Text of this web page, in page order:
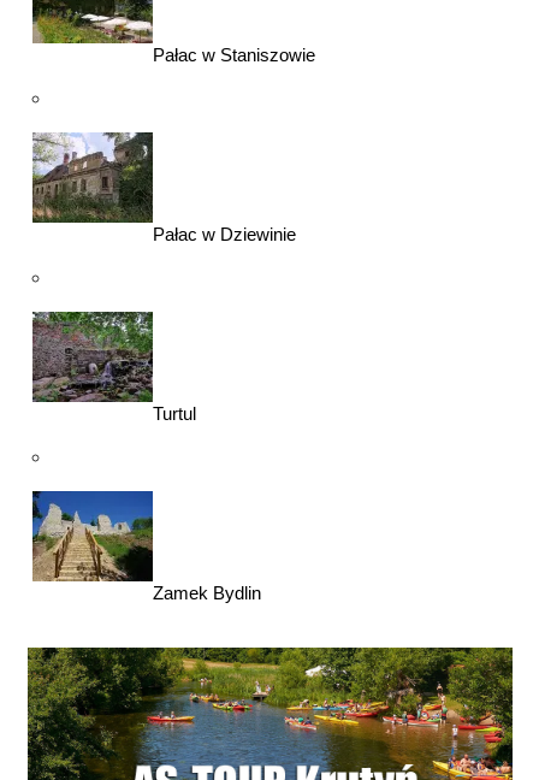
Pałac w Staniszowie
Pałac w Dziewinie
Turtul
Zamek Bydlin